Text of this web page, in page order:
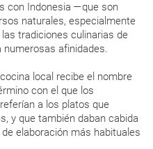
con Indonesia —que son
naturales, especialmente
tradiciones culinarias de
afinidades.
local recibe el nombre
con el que los
a los platos que
y que también daban cabida
elaboración más habituales